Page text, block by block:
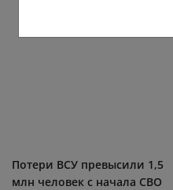
Потери ВСУ превысили 1,5
млн человек с начала СВО